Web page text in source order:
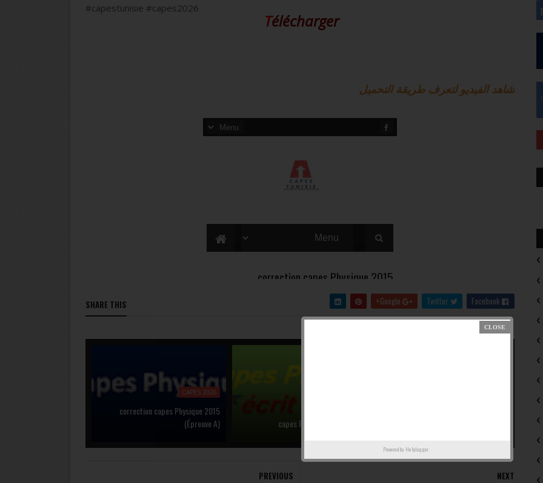
#capestunisie #capes2026
Télécharger
شاهد الفيديو لتعرف طريقة التحميل
SHARE THIS
CAPES 2026
correction capes Physique 2015
(Épreuve A)
capes Physique écrit 2015
NEXT
PREVIOUS
Powered by Helplogger